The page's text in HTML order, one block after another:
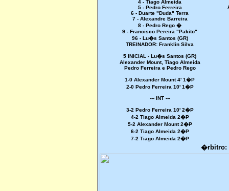
4 - Tiago Almeida
5 - Pedro Ferreira
6 - Duarte "Duda" Terra
7 - Alexandre Barreira
8 - Pedro Rego �
9 - Francisco Pereira "Pakito"
96 - Lu�s Santos (GR)
TREINADOR: Franklin Silva
5 INICIAL - Lu�s Santos (GR)
Alexander Mount, Tiago Almeida
Pedro Ferreira e Pedro Rego
1-0 Alexander Mount 4' 1�P
2-0 Pedro Ferreira 10' 1�P
--- INT ---
3-2 Pedro Ferreira 10' 2�P
4-2 Tiago Almeida 2�P
5-2 Alexander Mount 2�P
6-2 Tiago Almeida 2�P
7-2 Tiago Almeida 2�P
�rbitro: